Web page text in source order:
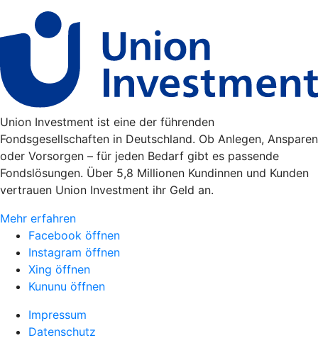
Union Investment ist eine der führenden
Fondsgesellschaften in Deutschland. Ob Anlegen, Ansparen
oder Vorsorgen – für jeden Bedarf gibt es passende
Fondslösungen. Über 5,8 Millionen Kundinnen und Kunden
vertrauen Union Investment ihr Geld an.
Mehr erfahren
Facebook öffnen
Instagram öffnen
Xing öffnen
Kununu öffnen
Impressum
Datenschutz